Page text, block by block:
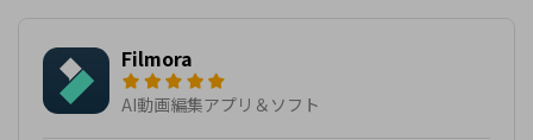
Filmora
AI動画編集アプリ＆ソフト